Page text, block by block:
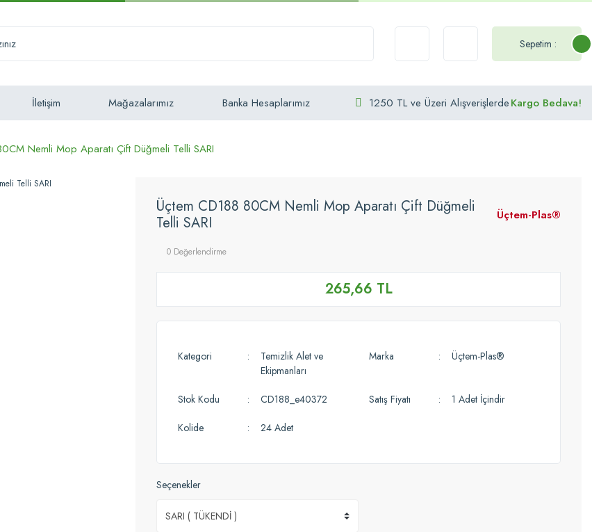
Sepetim :
İletişim Mağazalarımız Banka Hesaplarımız 1250 TL ve Üzeri AlışverişlerdeKargo Bedava!
Nemli Mop Aparatı Çift Düğmeli Telli SARI
Üçtem CD188 80CM Nemli Mop Aparatı Çift Düğmeli
Telli SARI
Üçtem-Plas®
0 Değerlendirme
265,66 TL
Kategori
Temizlik Alet ve
Ekipmanları
Marka Üçtem-Plas®
Stok Kodu CD188_e40372 Satış Fiyatı 1 Adet İçindir
Kolide 24 Adet
Seçenekler